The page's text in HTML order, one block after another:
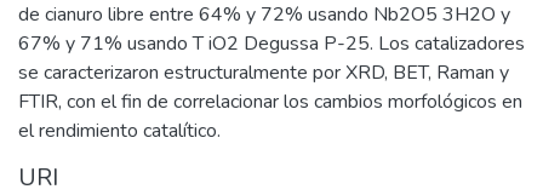
de cianuro libre entre 64% y 72% usando Nb2O5 3H2O y
67% y 71% usando T iO2 Degussa P-25. Los catalizadores
se caracterizaron estructuralmente por XRD, BET, Raman y
FTIR, con el fin de correlacionar los cambios morfológicos en
el rendimiento catalítico.
URI